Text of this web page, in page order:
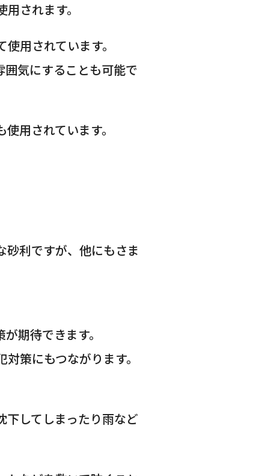
されます。
用されています。
気にすることも可能で
用されています。
砂利ですが、他にもさま
期待できます。
策にもつながります。
下してしまったり雨など